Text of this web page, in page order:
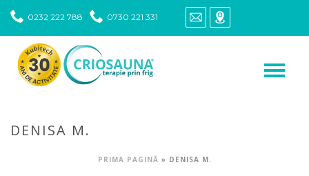
0232 222 788 0730 221 331
DENISA M.
PRIMA PAGINĂ » DENISA M.